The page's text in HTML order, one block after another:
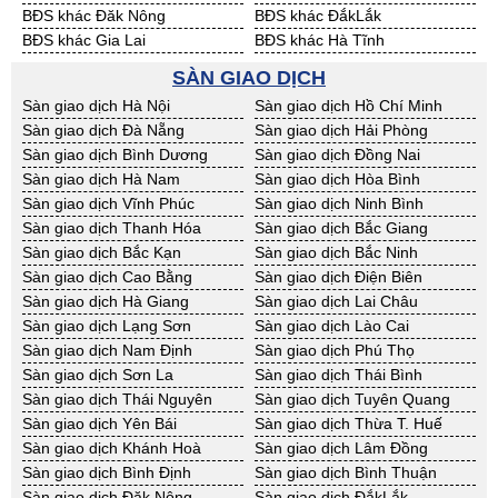
BĐS khác Đăk Nông
BĐS khác ĐắkLắk
BĐS khác Gia Lai
BĐS khác Hà Tĩnh
BĐS khác Ninh Thuận
BĐS khác Phú Yên
BĐS khác Quảng Bình
BĐS khác Quảng Nam
BĐS khác Quảng Ngãi
BĐS khác Bà Rịa - VT
BĐS khác Cần Thơ
BĐS khác An Giang
BĐS khác Bạc Liêu
BĐS khác Bến Tre
BĐS khác Bình Phước
BĐS khác Cà Mau
BĐS khác Đồng Tháp
BĐS khác Hậu Giang
BĐS khác Kiên Giang
BĐS khác Long An
BĐS khác Sóc Trăng
BĐS khác Tây Ninh
BĐS khác Tiền Giang
BĐS khác Trà Vinh
BĐS khác Vĩnh Long
BĐS khác Hải Dương
BĐS khác Hưng Yên
BĐS khác Quảng Ninh
SÀN GIAO DỊCH
Sàn giao dịch Hà Nội
Sàn giao dịch Hồ Chí Minh
Sàn giao dịch Đà Nẵng
Sàn giao dịch Hải Phòng
Sàn giao dịch Bình Dương
Sàn giao dịch Đồng Nai
Sàn giao dịch Hà Nam
Sàn giao dịch Hòa Bình
Sàn giao dịch Vĩnh Phúc
Sàn giao dịch Ninh Bình
Sàn giao dịch Thanh Hóa
Sàn giao dịch Bắc Giang
Sàn giao dịch Bắc Kạn
Sàn giao dịch Bắc Ninh
Sàn giao dịch Cao Bằng
Sàn giao dịch Điện Biên
Sàn giao dịch Hà Giang
Sàn giao dịch Lai Châu
Sàn giao dịch Lạng Sơn
Sàn giao dịch Lào Cai
Sàn giao dịch Nam Định
Sàn giao dịch Phú Thọ
Sàn giao dịch Sơn La
Sàn giao dịch Thái Bình
Sàn giao dịch Thái Nguyên
Sàn giao dịch Tuyên Quang
Sàn giao dịch Yên Bái
Sàn giao dịch Thừa T. Huế
Sàn giao dịch Khánh Hoà
Sàn giao dịch Lâm Đồng
Sàn giao dịch Bình Định
Sàn giao dịch Bình Thuận